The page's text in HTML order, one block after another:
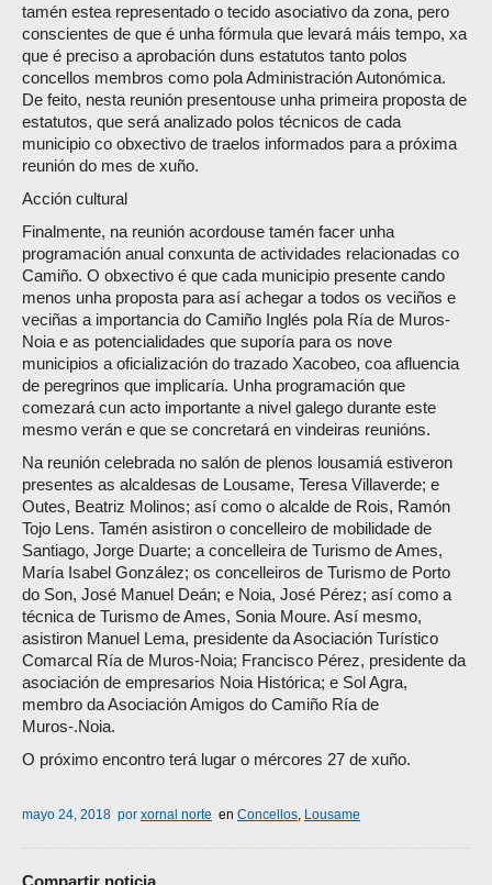
tamén estea representado o tecido asociativo da zona, pero
conscientes de que é unha fórmula que levará máis tempo, xa
que é preciso a aprobación duns estatutos tanto polos
concellos membros como pola Administración Autonómica.
De feito, nesta reunión presentouse unha primeira proposta de
estatutos, que será analizado polos técnicos de cada
municipio co obxectivo de traelos informados para a próxima
reunión do mes de xuño.
Acción cultural
Finalmente, na reunión acordouse tamén facer unha
programación anual conxunta de actividades relacionadas co
Camiño. O obxectivo é que cada municipio presente cando
menos unha proposta para así achegar a todos os veciños e
veciñas a importancia do Camiño Inglés pola Ría de Muros-
Noia e as potencialidades que suporía para os nove
municipios a oficialización do trazado Xacobeo, coa afluencia
de peregrinos que implicaría. Unha programación que
comezará cun acto importante a nivel galego durante este
mesmo verán e que se concretará en vindeiras reunións.
Na reunión celebrada no salón de plenos lousamiá estiveron
presentes as alcaldesas de Lousame, Teresa Villaverde; e
Outes, Beatriz Molinos; así como o alcalde de Rois, Ramón
Tojo Lens. Tamén asistiron o concelleiro de mobilidade de
Santiago, Jorge Duarte; a concelleira de Turismo de Ames,
María Isabel González; os concelleiros de Turismo de Porto
do Son, José Manuel Deán; e Noia, José Pérez; así como a
técnica de Turismo de Ames, Sonia Moure. Así mesmo,
asistiron Manuel Lema, presidente da Asociación Turístico
Comarcal Ría de Muros-Noia; Francisco Pérez, presidente da
asociación de empresarios Noia Histórica; e Sol Agra,
membro da Asociación Amigos do Camiño Ría de
Muros-.Noia.
O próximo encontro terá lugar o mércores 27 de xuño.
mayo 24, 2018 por xornal norte en Concellos, Lousame
Compartir noticia